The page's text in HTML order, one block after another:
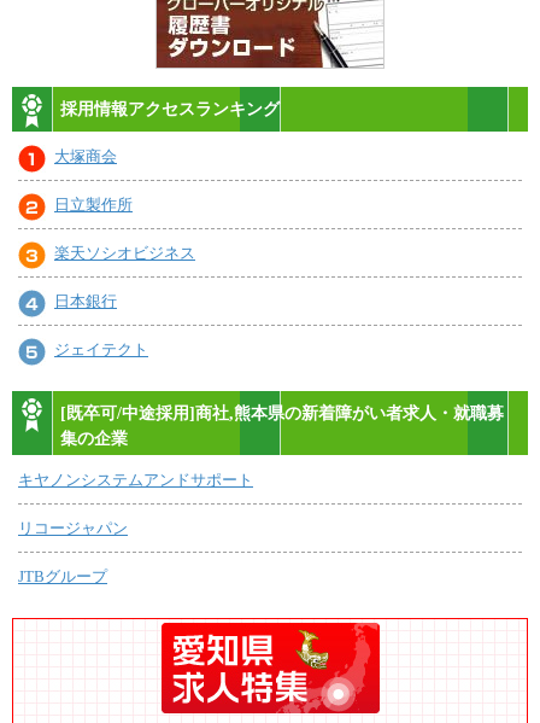
採用情報アクセスランキング
大塚商会
日立製作所
楽天ソシオビジネス
日本銀行
ジェイテクト
[既卒可/中途採用]商社,熊本県の新着障がい者求人・就職募
集の企業
キヤノンシステムアンドサポート
リコージャパン
JTBグループ